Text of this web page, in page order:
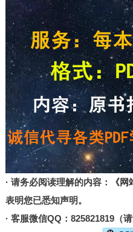
· 请务必阅读理解的内容： 《
表明您已悉知声明。
· 客服微信QQ：825821819（